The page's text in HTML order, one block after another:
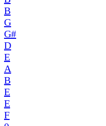
B
G
G#
D
E
A
B
E
E
F